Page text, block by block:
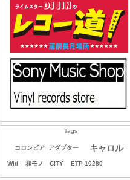
Tags
コロンビア アダプター キャロル
Wid 和モノ CITY ETP-10280